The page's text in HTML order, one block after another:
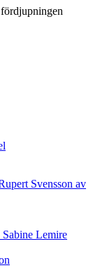
Svensson av
Lemire